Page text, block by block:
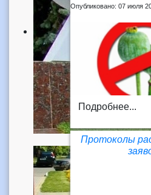
Опубликовано: 07 июля
Подробнее...
Протоколы